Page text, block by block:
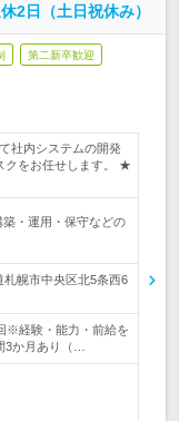
2日（土日祝休み）
第二新卒歓迎
社内システムの開発
クをお任せします。 ★
築・運用・保守などの
札幌市中央区北5条西6
※経験・能力・前給を
か月あり（…